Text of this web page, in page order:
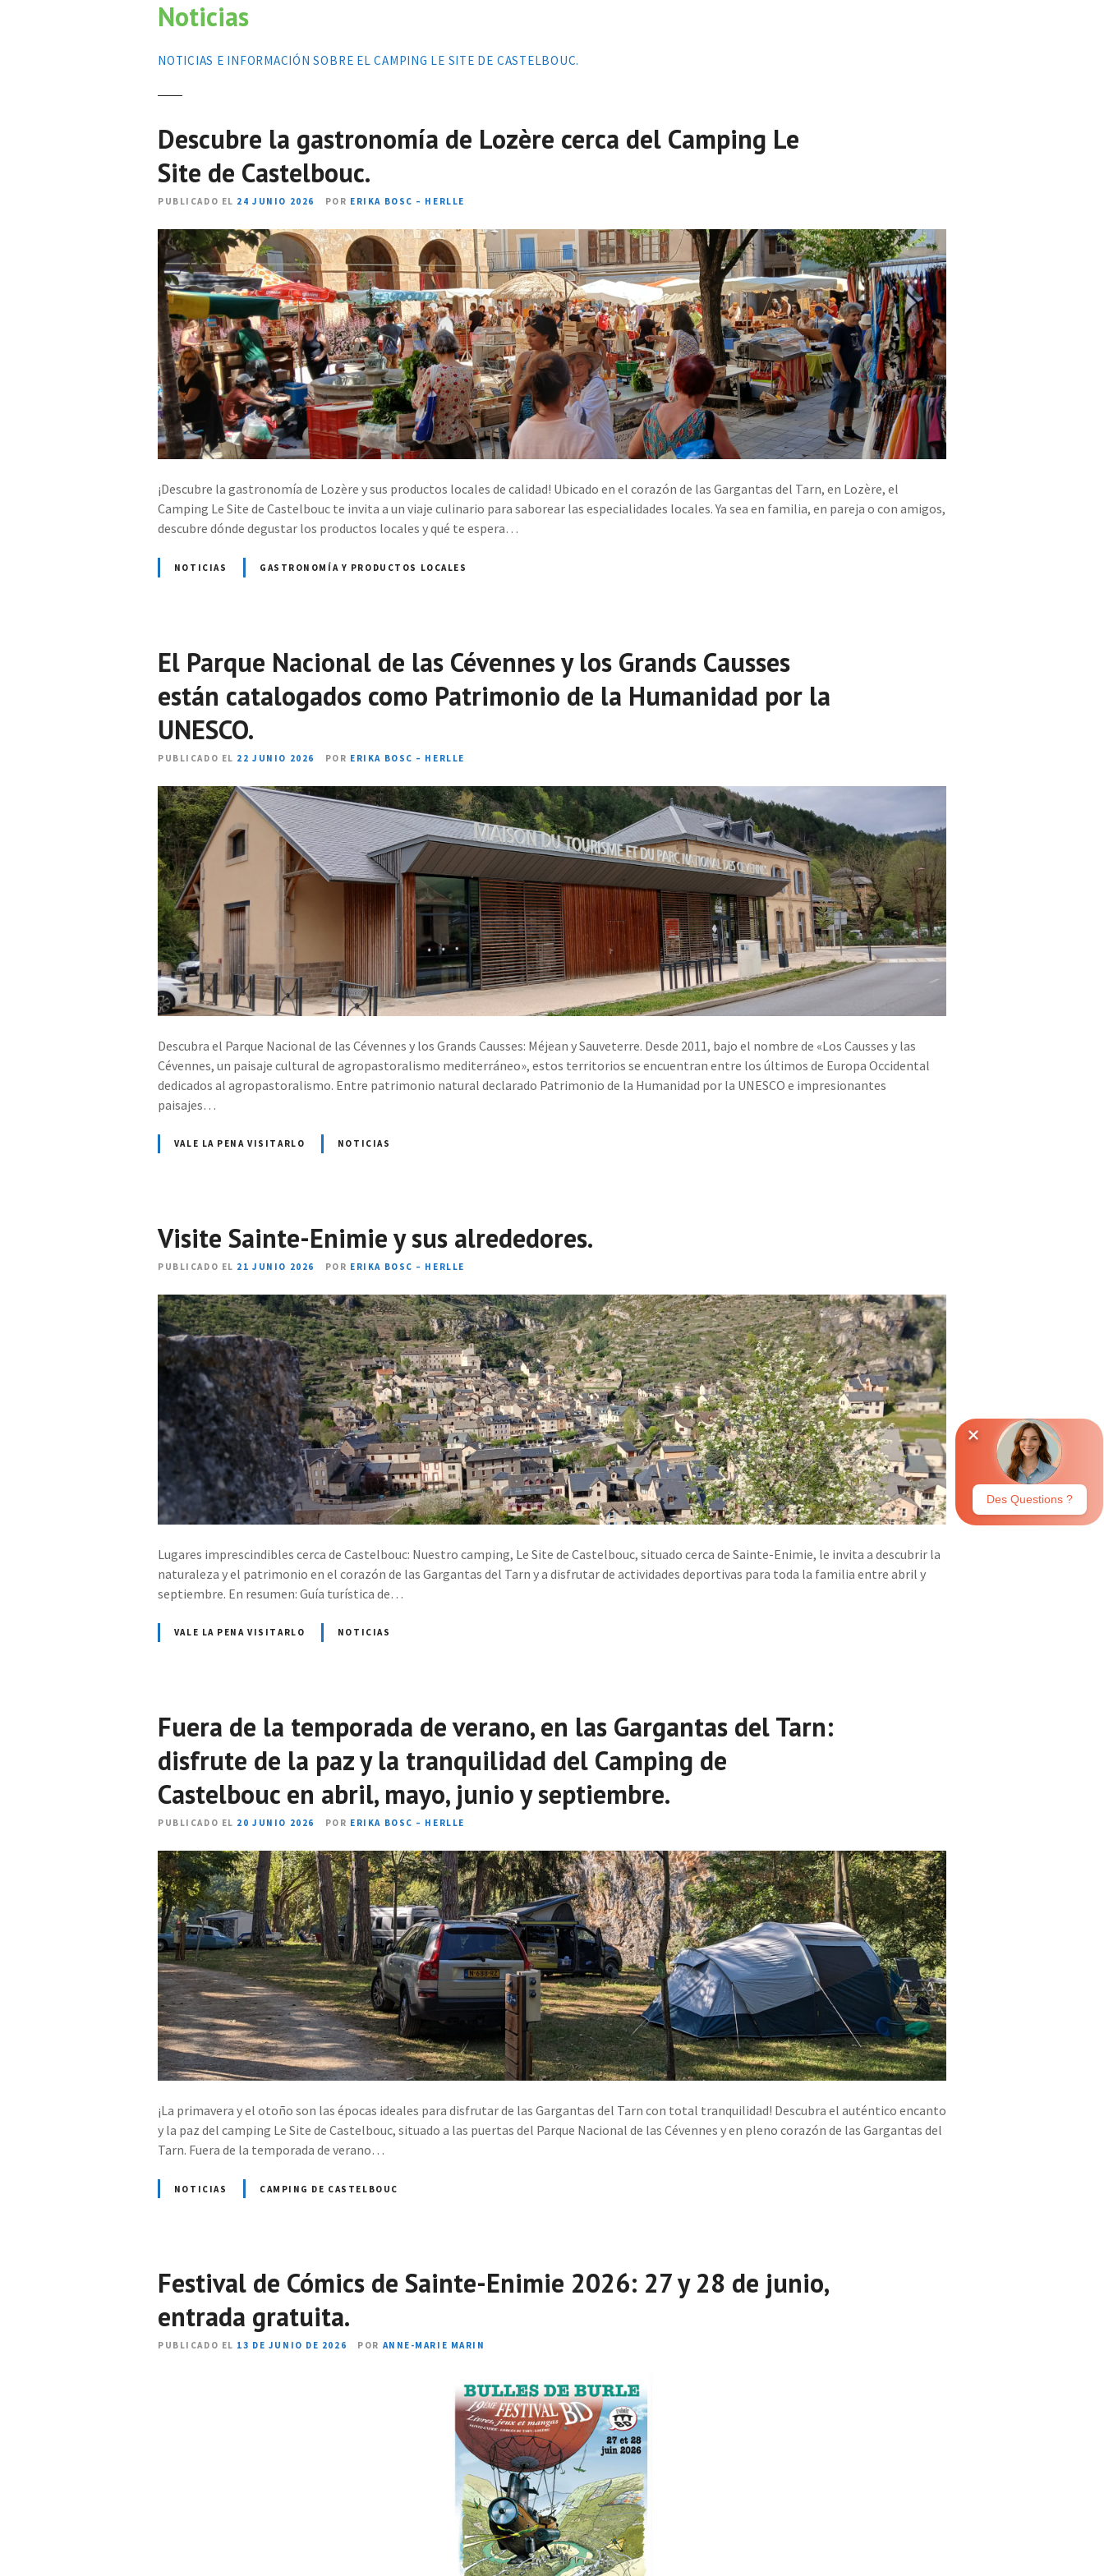
Noticias
NOTICIAS E INFORMACIÓN SOBRE EL CAMPING LE SITE DE CASTELBOUC.
Descubre la gastronomía de Lozère cerca del Camping Le
Site de Castelbouc.
PUBLICADO EL 24 JUNIO 2026 POR ERIKA BOSC – HERLLE
¡Descubre la gastronomía de Lozère y sus productos locales de calidad! Ubicado en el corazón de las Gargantas del Tarn, en Lozère, el
Camping Le Site de Castelbouc te invita a un viaje culinario para saborear las especialidades locales. Ya sea en familia, en pareja o con amigos,
descubre dónde degustar los productos locales y qué te espera…
NOTICIAS GASTRONOMÍA Y PRODUCTOS LOCALES
El Parque Nacional de las Cévennes y los Grands Causses
están catalogados como Patrimonio de la Humanidad por la
UNESCO.
PUBLICADO EL 22 JUNIO 2026 POR ERIKA BOSC – HERLLE
Descubra el Parque Nacional de las Cévennes y los Grands Causses: Méjean y Sauveterre. Desde 2011, bajo el nombre de «Los Causses y las
Cévennes, un paisaje cultural de agropastoralismo mediterráneo», estos territorios se encuentran entre los últimos de Europa Occidental
dedicados al agropastoralismo. Entre patrimonio natural declarado Patrimonio de la Humanidad por la UNESCO e impresionantes
paisajes…
VALE LA PENA VISITARLO NOTICIAS
Visite Sainte-Enimie y sus alrededores.
PUBLICADO EL 21 JUNIO 2026 POR ERIKA BOSC – HERLLE
Lugares imprescindibles cerca de Castelbouc: Nuestro camping, Le Site de Castelbouc, situado cerca de Sainte-Enimie, le invita a descubrir la
naturaleza y el patrimonio en el corazón de las Gargantas del Tarn y a disfrutar de actividades deportivas para toda la familia entre abril y
septiembre. En resumen: Guía turística de…
VALE LA PENA VISITARLO NOTICIAS
Fuera de la temporada de verano, en las Gargantas del Tarn:
disfrute de la paz y la tranquilidad del Camping de
Castelbouc en abril, mayo, junio y septiembre.
PUBLICADO EL 20 JUNIO 2026 POR ERIKA BOSC – HERLLE
¡La primavera y el otoño son las épocas ideales para disfrutar de las Gargantas del Tarn con total tranquilidad! Descubra el auténtico encanto
y la paz del camping Le Site de Castelbouc, situado a las puertas del Parque Nacional de las Cévennes y en pleno corazón de las Gargantas del
Tarn. Fuera de la temporada de verano…
NOTICIAS CAMPING DE CASTELBOUC
Festival de Cómics de Sainte-Enimie 2026: 27 y 28 de junio,
entrada gratuita.
PUBLICADO EL 13 DE JUNIO DE 2026 POR ANNE-MARIE MARIN